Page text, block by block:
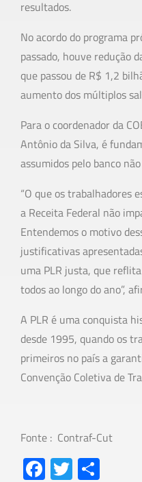
resultados.
No acordo do programa
passado, houve redução
que passou de R$ 1,2
aumento dos múltiplos
Para o coordenador da
Antônio da Silva, é
assumidos pelo banco
“O que os trabalhadores
a Receita Federal não
Entendemos o motivo
justificativas
uma PLR justa, que
todos ao longo do ano”,
A PLR é uma conquista
desde 1995, quando os
primeiros no país a
Convenção Coletiva de
Fonte : Contraf-Cut
Fa T